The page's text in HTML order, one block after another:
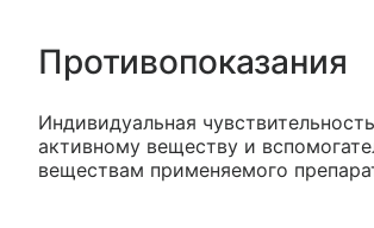
Противопоказания
Индивидуальная
активному веществу и
веществам применяемого